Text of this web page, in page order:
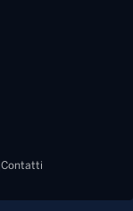
Contatti